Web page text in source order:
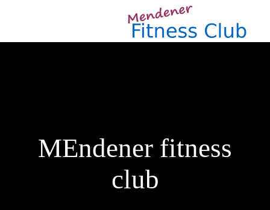
MEndener fitness
club